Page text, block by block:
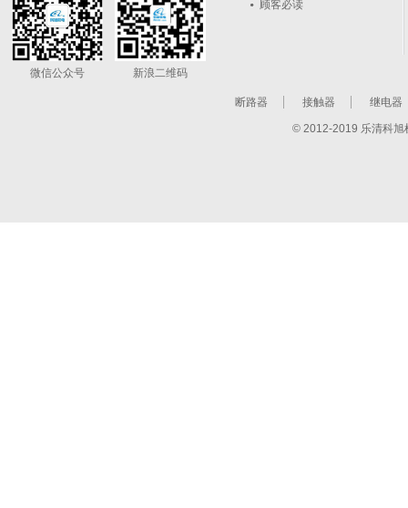
微信公众号 新浪二维码
顾客必读
断路器 接触器 继电器
© 2012-2019 乐清科旭